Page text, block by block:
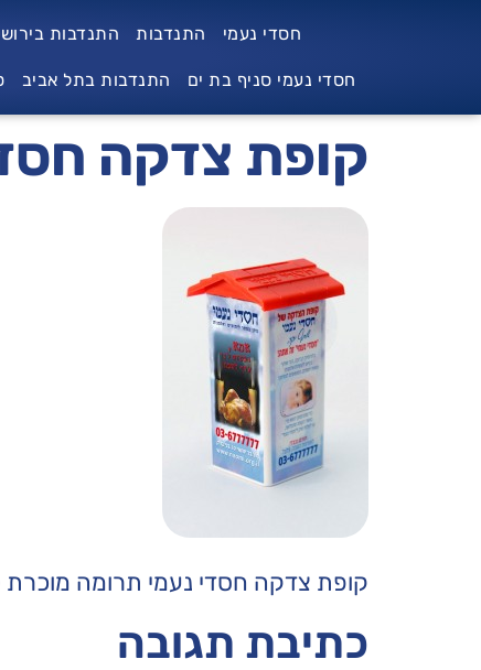
חסדי נעמי התנדבות התנדבות
חסדי נעמי סניף בת ים התנדבות בתל אביב
קופת צדקה
קופת צדקה חסדי נעמי תרומה מוכרת
כתיבת תגובה